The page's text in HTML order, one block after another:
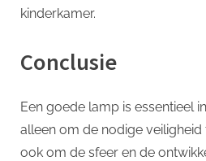
kinderkamer.
Conclusie
Een goede lamp is essentieel
alleen om de nodige
ook om de sfeer en de